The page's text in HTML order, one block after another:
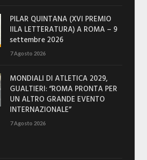
PILAR QUINTANA (XVI PREMIO
IILA LETTERATURA) A ROMA – 9
settembre 2026
7 Agosto 2026
MONDIALI DI ATLETICA 2029,
GUALTIERI: “ROMA PRONTA PER
UN ALTRO GRANDE EVENTO
INTERNAZIONALE”
7 Agosto 2026